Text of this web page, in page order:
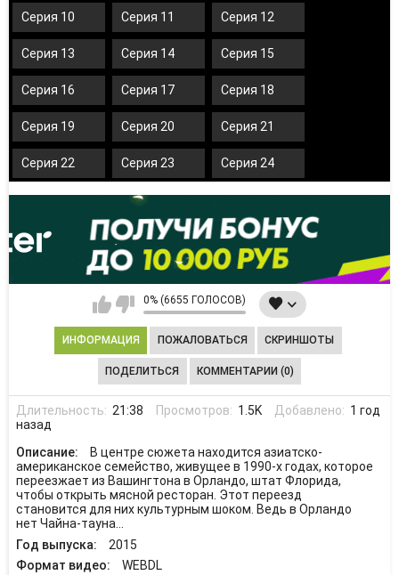
Серия 10 Серия 11 Серия 12
Серия 13 Серия 14 Серия 15
Серия 16 Серия 17 Серия 18
Серия 19 Серия 20 Серия 21
Серия 22 Серия 23 Серия 24
0% (6655 ГОЛОСОВ)
ИНФОРМАЦИЯ ПОЖАЛОВАТЬСЯ СКРИНШОТЫ
ПОДЕЛИТЬСЯ КОММЕНТАРИИ (0)
Длительность: 21:38 Просмотров: 1.5K Добавлено: 1 год
назад
Описание:
В центре сюжета находится азиатско-
американское семейство, живущее в 1990-х годах, которое
переезжает из Вашингтона в Орландо, штат Флорида,
чтобы открыть мясной ресторан. Этот переезд
становится для них культурным шоком. Ведь в Орландо
нет Чайна-тауна...
Год выпуска:
2015
Формат видео:
WEBDL